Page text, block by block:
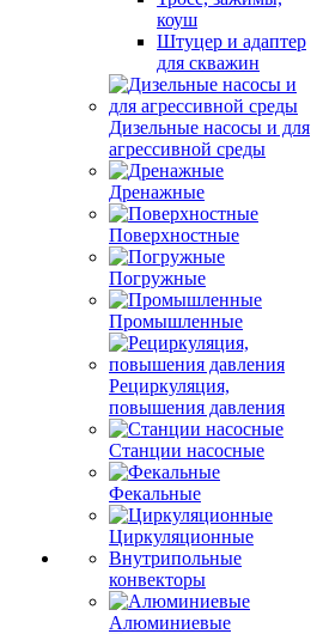
коуш
Штуцер и адаптер
для скважин
Дизельные насосы и для
агрессивной среды
Дренажные
Поверхностные
Погружные
Промышленные
Рециркуляция,
повышения давления
Станции насосные
Фекальные
Циркуляционные
Внутрипольные
конвекторы
Алюминиевые